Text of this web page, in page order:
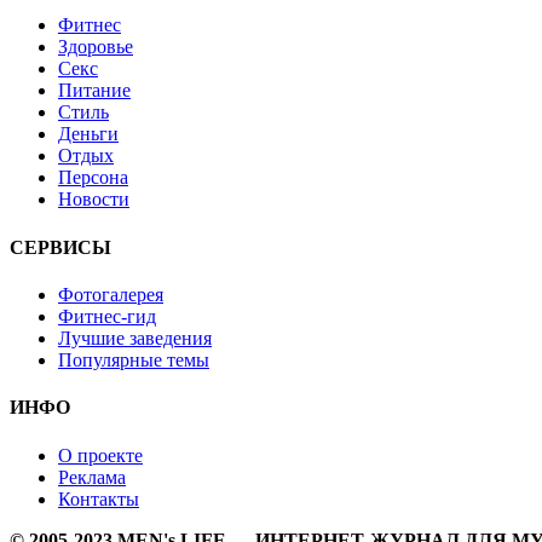
Фитнес
Здоровье
Секс
Питание
Стиль
Деньги
Отдых
Персона
Новости
СЕРВИСЫ
Фотогалерея
Фитнес-гид
Лучшие заведения
Популярные темы
ИНФО
О проекте
Реклама
Контакты